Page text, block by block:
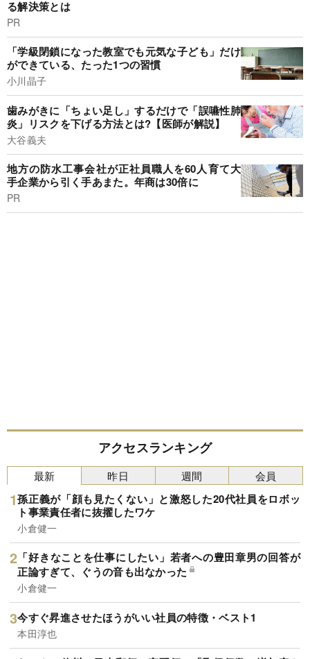
る解決策とは
PR
「学級閉鎖になった教室でも元気な子ども」だけ
ができている、たった1つの習慣
小川晶子
歯みがきに「ちょい足し」するだけで「誤嚥性肺
炎」リスクを下げる方法とは?【医師が解説】
大谷義夫
地方の防水工事会社が正社員職人を60人育て大
手企業から引く手あまた。年商は30倍に
PR
アクセスランキング
最新
孫正義が「顔も見たくない」と激怒した20代社員をロボッ
ト事業責任者に抜擢したワケ
小倉健一
「好きなことを仕事にしたい」若者への豊田章男の回答が
正論すぎて、ぐうの音も出なかった
小倉健一
今すぐ昇進させたほうがいい社員の特徴・ベスト1
本田淳也
昨日 週間 会員